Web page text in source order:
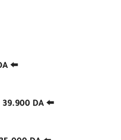
⬅️ Redmi 9 : 3/32 GB prix : 22.000 DA
⬅️ Redmi note 9T : 4/128 GB : prix : 39.900 DA